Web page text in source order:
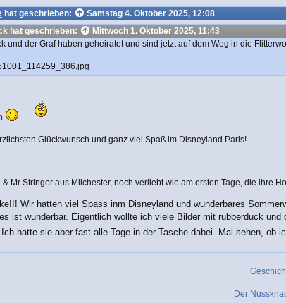
hat geschrieben:
Samstag 4. Oktober 2025, 12:08
hat geschrieben:
Mittwoch 1. Oktober 2025, 11:43
und der Graf haben geheiratet und sind jetzt auf dem Weg in die
Glückwunsch und ganz viel Spaß im Disneyland Paris!
& Mr Stringer aus Milchester, noch verliebt wie am ersten Tage, die ihre
Wir hatten viel Spass inm Disneyland und wunderbares
ist wunderbar. Eigentlich wollte ich viele Bilder mit rubberduck
hatte sie aber fast alle Tage in der Tasche dabei. Mal sehen, ob
Der